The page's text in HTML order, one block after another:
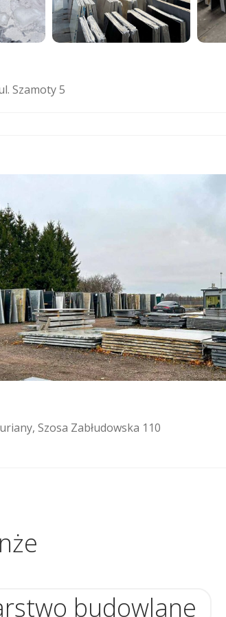
Szamoty 5
Szosa Zabłudowska 110
budowlane